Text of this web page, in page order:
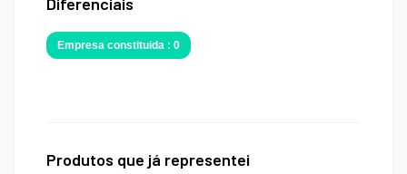
Empresa constituida : 0
Produtos que já representei